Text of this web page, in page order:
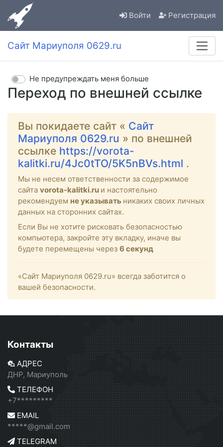
Войти Регистрация
Сайт Мариуполя 0629.ru
Переход по внешней ссылке
Не предупреждать меня больше
Вы покидаете сайт « Сайт
Мариуполя 0629.ru » по внешней
ссылке https://vorota-
kalitki.ru/4Jc0tTO/5K5nBVs.html .
Мы не несем ответственности за содержимое
сайта vorota-kalitki.ru и настоятельно
рекомендуем не указывать никаких своих личных
данных на сторонних сайтах.
Если Вы не хотите рисковать безопасностью
компьютера, закройте эту вкладку, иначе вы
будете перемещены через 6 секунд
«Сайт Мариуполя 0629.ru» всегда заботится о
вашей безопасности.
Контакты
АДРЕС
ДНР, Мариуполь
ТЕЛЕФОН
+7*********
EMAIL
*****@gmail.com
TELEGRAM